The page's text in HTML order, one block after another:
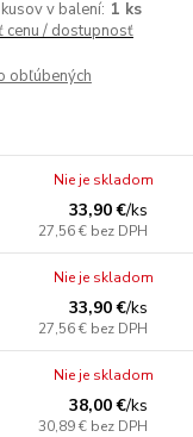
v balení: 1 ks
cenu / dostupnosť
obľúbených
33,90 €/ks
27,56 € bez DPH
Nie je skladom
33,90 €/ks
27,56 € bez DPH
Nie je skladom
38,00 €/ks
30,89 € bez DPH
Nie je skladom